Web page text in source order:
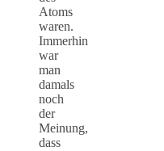
Atoms
waren.
Immerhin
war
man
damals
noch
der
Meinung,
dass